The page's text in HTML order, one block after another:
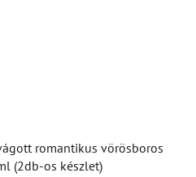
romantikus vörösboros
(2db-os készlet)